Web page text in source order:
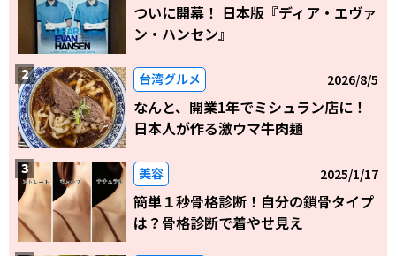
ついに開幕！ 日本版『ディア・エヴァ
ン・ハンセン』
台湾グルメ 2026/8/5
なんと、開業1年でミシュラン店に！
日本人が作る激ウマ牛肉麺
美容 2025/1/17
簡単１秒骨格診断！自分の鎖骨タイプ
は？骨格診断で着やせ見え